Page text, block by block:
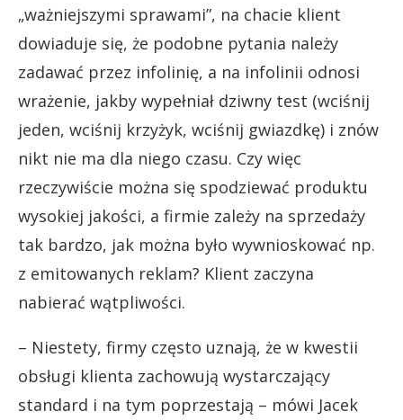
„ważniejszymi sprawami”, na chacie klient
dowiaduje się, że podobne pytania należy
zadawać przez infolinię, a na infolinii odnosi
wrażenie, jakby wypełniał dziwny test (wciśnij
jeden, wciśnij krzyżyk, wciśnij gwiazdkę) i znów
nikt nie ma dla niego czasu. Czy więc
rzeczywiście można się spodziewać produktu
wysokiej jakości, a firmie zależy na sprzedaży
tak bardzo, jak można było wywnioskować np.
z emitowanych reklam? Klient zaczyna
nabierać wątpliwości.
– Niestety, firmy często uznają, że w kwestii
obsługi klienta zachowują wystarczający
standard i na tym poprzestają – mówi Jacek